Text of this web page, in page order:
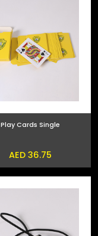
Play Cards Single
AED 36.75